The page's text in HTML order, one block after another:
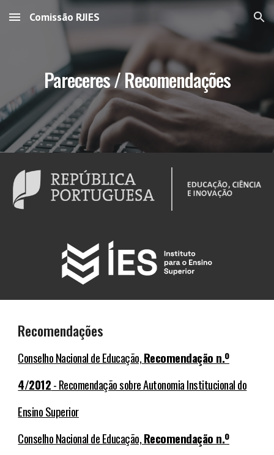
Skip to main content Skip to navigation
Comissão RJIES
Pareceres / Recomendações
Recomendações
Conselho Nacional de Educação,Recomendação n.º
4/2012- Recomendação sobre Autonomia Institucional do
Ensino Superior
Conselho Nacional de Educação,Recomendação n.º